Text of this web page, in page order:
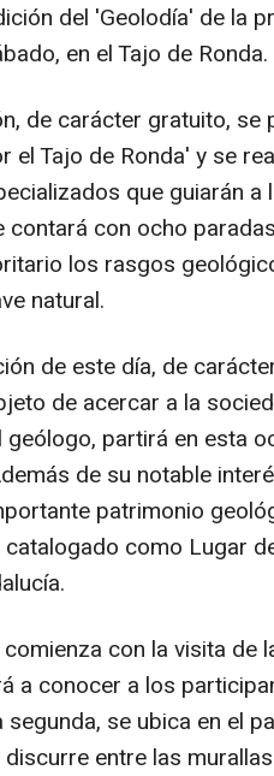
del 'Geolodía' de la
en el Tajo de Ronda.
de carácter gratuito, se
el Tajo de Ronda' y se
que guiarán
contará con ocho
los rasgos
natural.
de este día, de
de acercar a la
partirá en esta
de su notable
patrimonio
como Lugar
con la visita de
a conocer a los
segunda, se ubica en el
entre las